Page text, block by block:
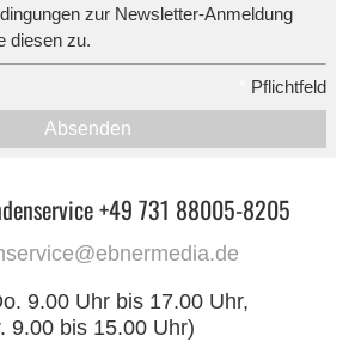
zur Newsletter-Anmeldung
diesen zu.
Pflichtfeld
Absenden
+49 731 88005-8205
9.00 Uhr bis 17.00 Uhr,
9.00 bis 15.00 Uhr)